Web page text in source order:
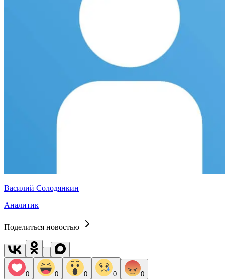
Василий Солодянкин
Аналитик
Поделиться новостью
0 0 0 0 0